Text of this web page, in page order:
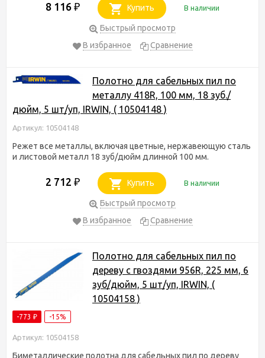
8 116 ₽ Купить В наличии
Быстрый просмотр
В избранное
Сравнение
Полотно для сабельных пил по
металлу 418R, 100 мм, 18 зуб./
дюйм, 5 шт/уп, IRWIN, ( 10504148 )
Артикул: 10504148
Режет все металлы, включая цветные, нержавеющую сталь
и листовой металл 18 зуб/дюйм длинной 100 мм.
2 712 ₽ Купить В наличии
Быстрый просмотр
В избранное
Сравнение
Полотно для сабельных пил по
дереву с гвоздями 956R, 225 мм, 6
зуб/дюйм, 5 шт/уп, IRWIN, (
10504158 )
-773 ₽ -15%
Артикул: 10504158
Биметаллические полотна для сабельных пил по дереву